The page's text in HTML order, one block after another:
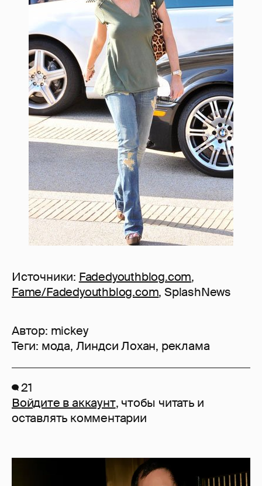
Источники: Fadedyouthblog.com,
Fame/Fadedyouthblog.com, SplashNews
Автор: mickey
Теги: мода, Линдси Лохан, реклама
21
Войдите в аккаунт, чтобы читать и
оставлять комментарии